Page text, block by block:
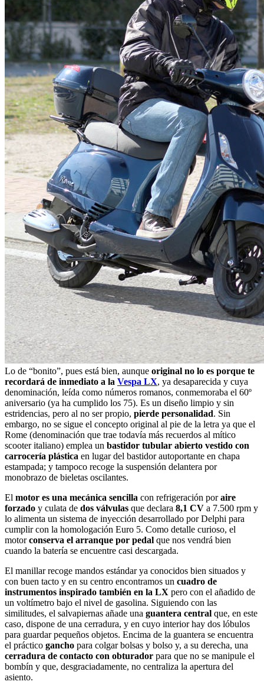
Lo de “bonito”, pues está bien, aunque original no lo es porque te
recordará de inmediato a la Vespa LX, ya desaparecida y cuya
denominación, leída como números romanos, conmemoraba el 60º
aniversario (ya ha cumplido los 75). Es un diseño limpio y sin
estridencias, pero al no ser propio, pierde personalidad. Sin
embargo, no se sigue el concepto original al pie de la letra ya que el
Rome (denominación que trae todavía más recuerdos al mítico
scooter italiano) emplea un bastidor tubular abierto vestido con
carrocería plástica en lugar del bastidor autoportante en chapa
estampada; y tampoco recoge la suspensión delantera por
monobrazo de bieletas oscilantes.
El motor es una mecánica sencilla con refrigeración poraire
forzado y culata de dos válvulas que declara 8,1 CV a 7.500 rpm y
lo alimenta un sistema de inyección desarrollado por Delphi para
cumplir con la homologación Euro 5. Como detalle curioso, el
motorconserva el arranque por pedal que nos vendrá bien
cuando la batería se encuentre casi descargada.
El manillar recoge mandos estándar ya conocidos bien situados y
con buen tacto y en su centro encontramos un cuadro de
instrumentos inspirado también en la LX pero con el añadido de
un voltímetro bajo el nivel de gasolina. Siguiendo con las
similitudes, el salvapiernas añade una guantera central que, en este
caso, dispone de una cerradura, y en cuyo interior hay dos lóbulos
para guardar pequeños objetos. Encima de la guantera se encuentra
el práctico gancho para colgar bolsas y bolso y, a su derecha, una
cerradura de contacto con obturador para que no se manipule el
bombín y que, desgraciadamente, no centraliza la apertura del
asiento.